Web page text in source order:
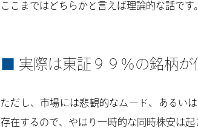
ここまではどちらかと言えば理論的な話です
実際は東証９９％の銘柄が
ただし、市場には悲観的なムード、あるい
存在するので、やはり一時的な同時株安は